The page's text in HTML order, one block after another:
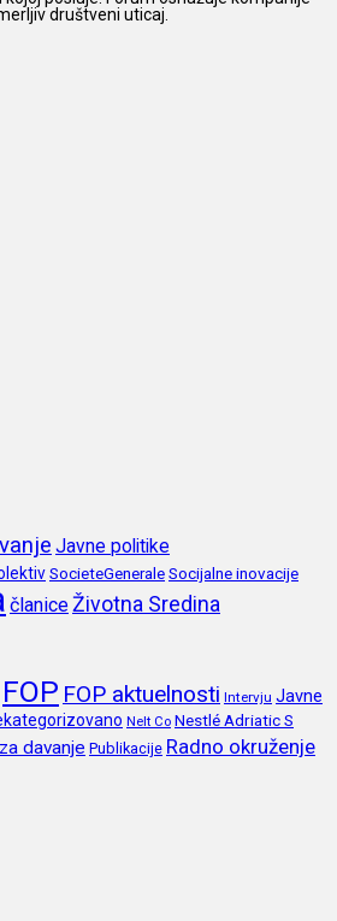
društveni uticaj.
Javne politike
SocieteGeneraleSocijalne inovacije
članiceŽivotna Sredina
FOP FOP aktuelnosti Intervju Javne
Nelt Co Nestlé Adriatic S
davanje Publikacije Radno okruženje